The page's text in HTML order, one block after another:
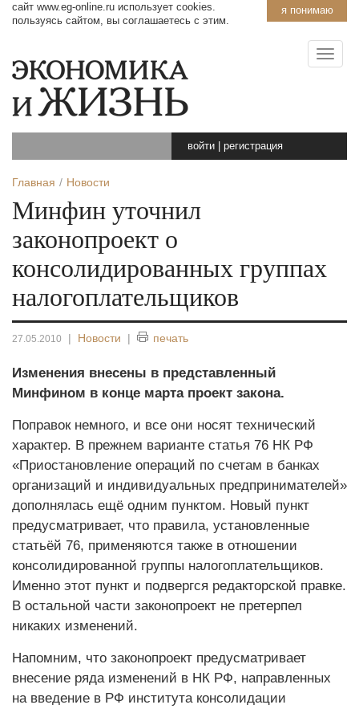
я понимаю
сайт www.eg-online.ru использует cookies.
пользуясь сайтом, вы соглашаетесь с этим.
войти регистрация
Главная Новости
Минфин уточнил
законопроект о
консолидированных группах
налогоплательщиков
27.05.2010 | Новости | печать
Изменения внесены в представленный
Минфином в конце марта проект закона.
Поправок немного, и все они носят технический
характер. В прежнем варианте статья 76 НК РФ
«Приостановление операций по счетам в банках
организаций и индивидуальных предпринимателей»
дополнялась ещё одним пунктом. Новый пункт
предусматривает, что правила, установленные
статьёй 76, применяются также в отношении
консолидированной группы налогоплательщиков.
Именно этот пункт и подвергся редакторской правке.
В остальной части законопроект не претерпел
никаких изменений.
Напомним, что законопроект предусматривает
внесение ряда изменений в НК РФ, направленных
на введение в РФ института консолидации